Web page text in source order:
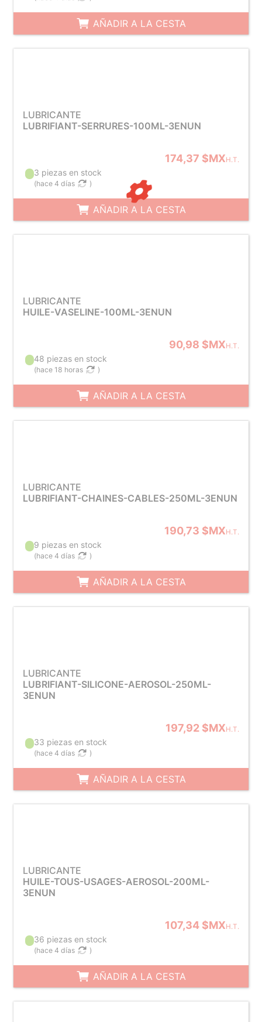
AÑADIR A LA CESTA
LUBRICANTE
LUBRIFIANT-SERRURES-100ML-3ENUN
174,37 $MXH.T.
3 piezas en stock
(hace 4 días )
AÑADIR A LA CESTA
LUBRICANTE
HUILE-VASELINE-100ML-3ENUN
90,98 $MXH.T.
48 piezas en stock
(hace 18 horas )
AÑADIR A LA CESTA
LUBRICANTE
LUBRIFIANT-CHAINES-CABLES-250ML-3ENUN
190,73 $MXH.T.
9 piezas en stock
(hace 4 días )
AÑADIR A LA CESTA
LUBRICANTE
LUBRIFIANT-SILICONE-AEROSOL-250ML-
3ENUN
197,92 $MXH.T.
33 piezas en stock
(hace 4 días )
AÑADIR A LA CESTA
LUBRICANTE
HUILE-TOUS-USAGES-AEROSOL-200ML-
3ENUN
107,34 $MXH.T.
36 piezas en stock
(hace 4 días )
AÑADIR A LA CESTA